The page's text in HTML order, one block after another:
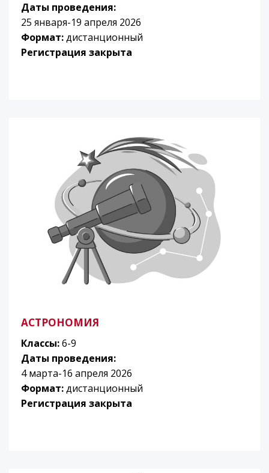
Даты проведения:
25 января-19 апреля 2026
Формат:дистанционный
Регистрация закрыта
АСТРОНОМИЯ
Классы:6-9
Даты проведения:
4 марта-16 апреля 2026
Формат:дистанционный
Регистрация закрыта